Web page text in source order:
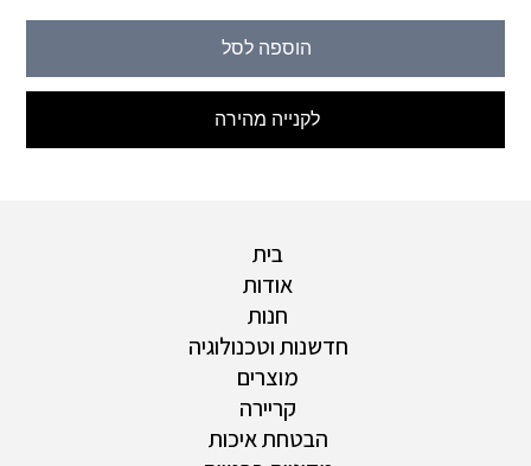
הוספה לסל
לקנייה מהירה
בית
אודות
חנות
חדשנות וטכנולוגיה
מוצרים
קריירה
הבטחת איכות